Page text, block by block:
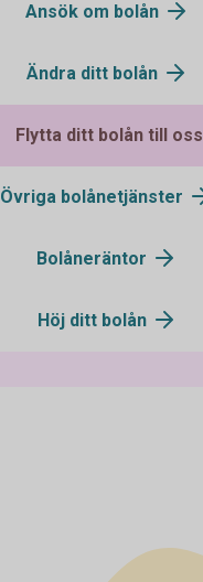
Ansök om bolån
Ändra ditt bolån
Flytta ditt bolån till oss
Övriga bolånetjänster
Bolåneräntor
Höj ditt bolån